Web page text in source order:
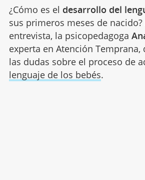
¿Cómo es el desarrollo del
sus primeros meses de nacido?
entrevista, la psicopedagoga
experta en Atención Temprana,
las dudas sobre el proceso de
lenguaje de los bebés.